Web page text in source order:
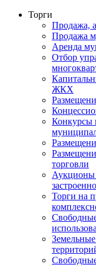
Торги
Продажа,
Продажа
Аренда
Отбор
ЖКХ
Конкурсы
торговли
Аукционы
Торги на